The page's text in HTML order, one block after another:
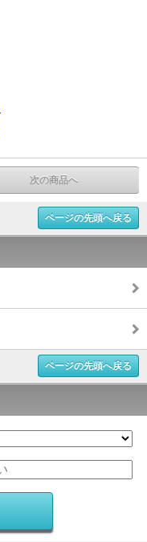
次の商品へ
ページの先頭へ戻る
ページの先頭へ戻る